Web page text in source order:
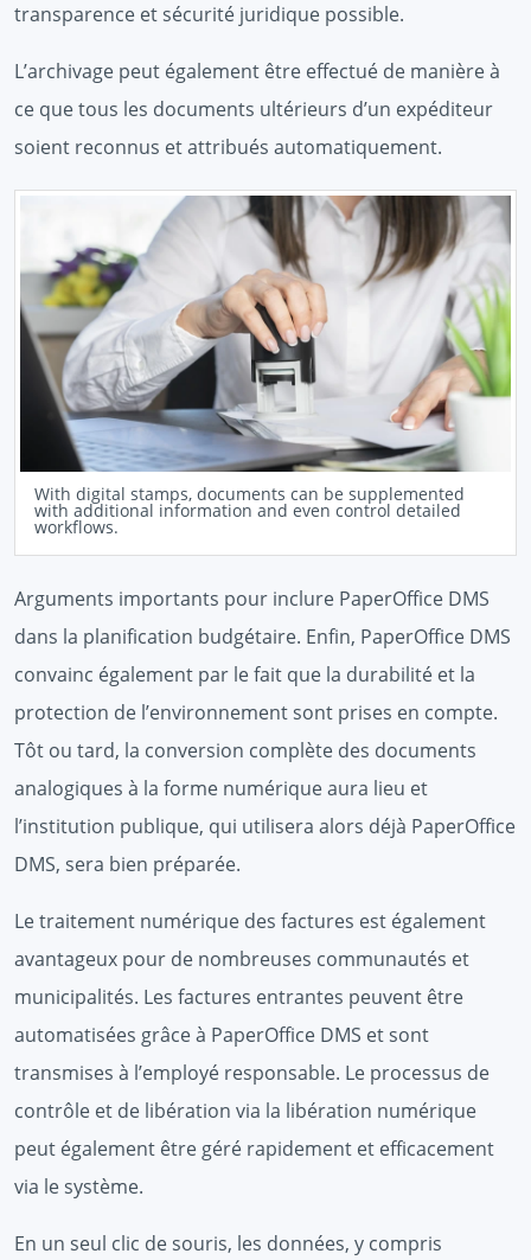
transparence et sécurité juridique possible.
L’archivage peut également être effectué de manière à
ce que tous les documents ultérieurs d’un expéditeur
soient reconnus et attribués automatiquement.
With digital stamps, documents can be supplemented
with additional information and even control detailed
workflows.
Arguments importants pour inclure PaperOffice DMS
dans la planification budgétaire. Enfin, PaperOffice DMS
convainc également par le fait que la durabilité et la
protection de l’environnement sont prises en compte.
Tôt ou tard, la conversion complète des documents
analogiques à la forme numérique aura lieu et
l’institution publique, qui utilisera alors déjà PaperOffice
DMS, sera bien préparée.
Le traitement numérique des factures est également
avantageux pour de nombreuses communautés et
municipalités. Les factures entrantes peuvent être
automatisées grâce à PaperOffice DMS et sont
transmises à l’employé responsable. Le processus de
contrôle et de libération via la libération numérique
peut également être géré rapidement et efficacement
via le système.
En un seul clic de souris, les données, y compris